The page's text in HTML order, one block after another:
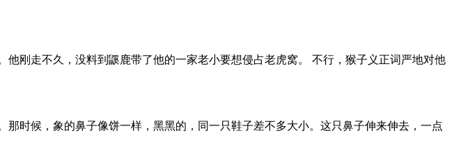
刚走不久，没料到鼷鹿带了他的一家老小要想侵占老虎窝。 不行，猴子义正词严地对他
时候，象的鼻子像饼一样，黑黑的，同一只鞋子差不多大小。这只鼻子伸来伸去，一点